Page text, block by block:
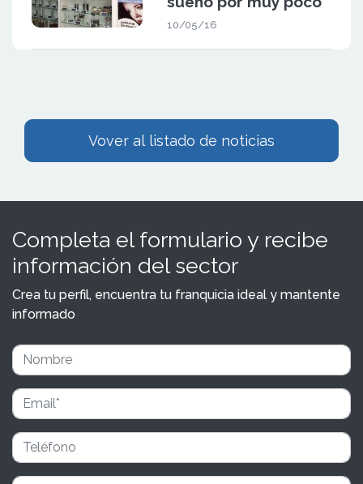
10/05/16
Vover al listado de noticias
Completa el formulario y recibe
información del sector
Crea tu perfil, encuentra tu franquicia ideal y mantente
informado